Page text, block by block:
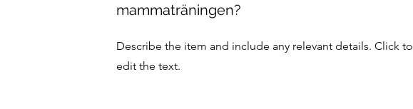
mammaträningen?
Describe the item and include any relevant details. Click to
edit the text.